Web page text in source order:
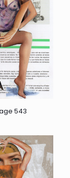
543